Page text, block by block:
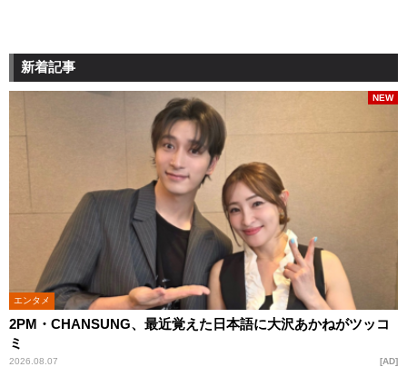
新着記事
エンタメ
2PM・CHANSUNG、最近覚えた日本語に大沢あかねがツッコ
ミ
2026.08.07
NEW
AD